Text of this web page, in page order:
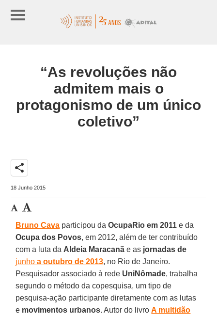
“As revoluções não
admitem mais o
protagonismo de um único
coletivo”
share
18 Junho 2015
Bruno Cava participou daOcupaRio em 2011 e da
Ocupa dos Povos, em 2012, além de ter contribuído
com a luta da Aldeia Maracanã e as jornadas de
junho a outubro de 2013, no Rio de Janeiro.
Pesquisador associado à rede UniNômade, trabalha
segundo o método da copesquisa, um tipo de
pesquisa-ação participante diretamente com as lutas
e movimentos urbanos. Autor do livroA multidão